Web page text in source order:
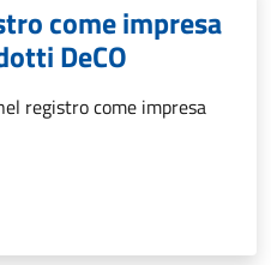
come impresa
DeCO
registro come impresa